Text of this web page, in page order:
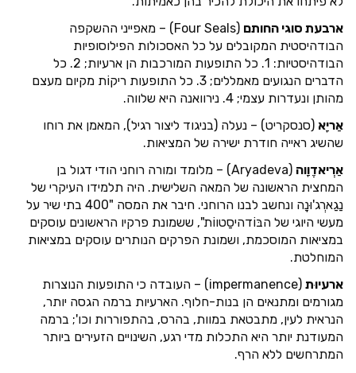
ארבעת סוגי החותם
(Four Seals) – מאפייני ההשקפה
הבודהיסטית המקובלים על כל האסכולות הפילוסופיות
הבודהיסטיות: 1. כל התופעות המורכבות הן ארעיות; 2. כל
הדברים הנגועים מאמללים; 3. כל התופעות ריקוֹת מקיום מעצם
מהותן ונעדרות עצמי; 4. נירוואנה היא שלווה.
אַריָא (סנסקריט) – נעלה (בניגוד ליצור רגיל), המאמן את רוחו
שהשיג ראייה חודרת ישירה של המציאות.
אַרְיאדֶוָוה
(Aryadeva) – מלומד ומורה רוחני הודי דגול בן
המחצית הראשונה של המאה השלישית. היה תלמידו העיקרי של
נַגַארְג'וּנָה ונחשב לבנו הרוחני. חיבר את המסה "400 בתי שיר על
מעשי היוגי של הבּוֹדהיסַטווֹת", ששמונת פרקיו הראשונים עוסקים
במציאות המוסכמת, ושמונת הפרקים הנותרים עוסקים במציאות
המוחלטת.
ארעיוּת
(impermanence) – העובדה כי התופעות הנוצרות
מגורמים ומתנאים הן בנות-חלוף. הארעיות ברמה הגסה יותר,
הנראית לעין, מתבטאת במוות, בהרס, בהתפוררות וכו'; ברמה
המעודנת יותר היא התכלות מדי רגע, השינויים הזעירים ביותר
המתרחשים ללא הרף.